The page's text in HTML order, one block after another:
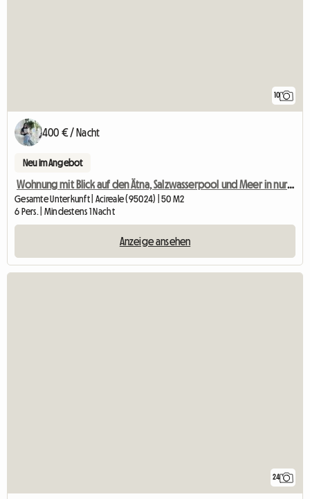
10
400 € / Nacht
Neu im Angebot
Wohnung mit Blick auf den Ätna, Salzwasserpool und Meer in nur zwei Schritten
Gesamte Unterkunft | Acireale (95024) | 50 M2
6 Pers. | Mindestens 1 Nacht
Anzeige ansehen
24